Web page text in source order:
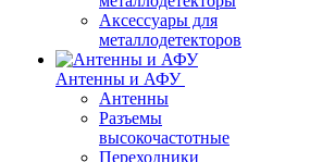
Аксессуары для
металлодетекторов
Антенны и АФУ
Антенны
Разъемы
высокочастотные
Переходники